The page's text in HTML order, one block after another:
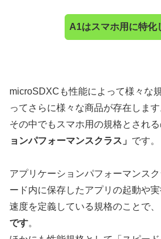
A1はスマホ用に特化
microSDXCも性能によって様々な
ってさらに様々な商品が存在します
その中でもスマホ用の規格とされる
ョンパフォーマンスクラス」 です。
アプリケーションパフォーマンス
ード内に保存したアプリの起動や
速度を定義している規格のことで、
です。